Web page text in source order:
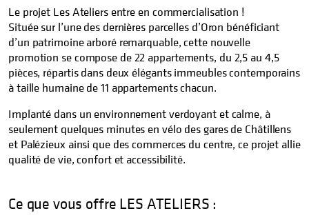
Le projet Les Ateliers entre en commercialisation !
Située sur l’une des dernières parcelles d’Oron bénéficiant
d’un patrimoine arboré remarquable, cette nouvelle
promotion se compose de 22 appartements, du 2,5 au 4,5
pièces, répartis dans deux élégants immeubles contemporains
à taille humaine de 11 appartements chacun.
Implanté dans un environnement verdoyant et calme, à
seulement quelques minutes en vélo des gares de Châtillens
et Palézieux ainsi que des commerces du centre, ce projet allie
qualité de vie, confort et accessibilité.
Ce que vous offre LES ATELIERS :